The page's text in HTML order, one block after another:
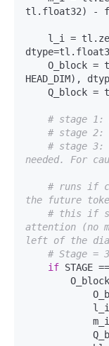
tl.float32) -
HEAD_DIM),
Q_block
# stage
# stage
# stage 3:
needed. For
# runs if
the future
# this if
attention (no
left of the
# Stage
if STAGE ==